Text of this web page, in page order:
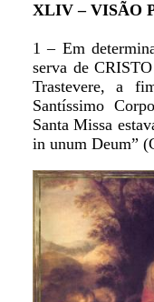
XLIV – VISÃO
1 – Em
serva de
Trastevere, a
Santíssimo
Santa Missa
in unum Deum”